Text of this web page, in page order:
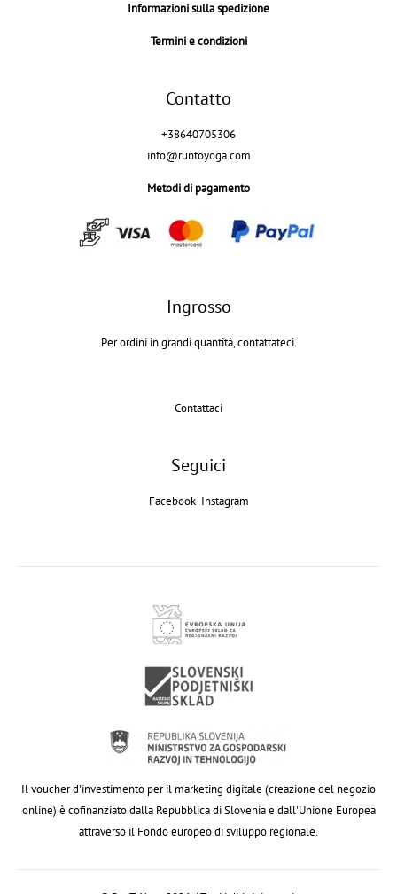
Informazioni sulla spedizione
Termini e condizioni
Contatto
+38640705306
info@runtoyoga.com
Metodi di pagamento
Ingrosso
Per ordini in grandi quantità, contattateci.
Contattaci
Seguici
Facebook Instagram
Il voucher d'investimento per il marketing digitale (creazione del negozio
online) è cofinanziato dalla Repubblica di Slovenia e dall'Unione Europea
attraverso il Fondo europeo di sviluppo regionale.